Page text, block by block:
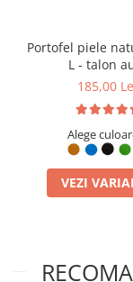
PIELE
selecționată,
al calității.
Portofel piele
L - talon
185,00
Alege
VEZI